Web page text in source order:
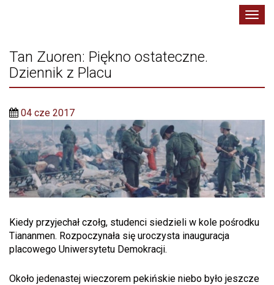
Tan Zuoren: Piękno ostateczne.
Dziennik z Placu
04 cze 2017
Kiedy przyjechał czołg, studenci siedzieli w kole pośrodku
Tiananmen. Rozpoczynała się uroczysta inauguracja
placowego Uniwersytetu Demokracji.
Około jedenastej wieczorem pekińskie niebo było jeszcze